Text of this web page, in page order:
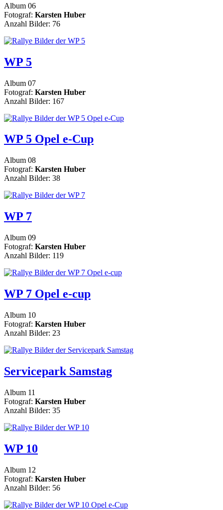
Album 06
Fotograf: Karsten Huber
Anzahl Bilder: 76
WP 5
Album 07
Fotograf: Karsten Huber
Anzahl Bilder: 167
WP 5 Opel e-Cup
Album 08
Fotograf: Karsten Huber
Anzahl Bilder: 38
WP 7
Album 09
Fotograf: Karsten Huber
Anzahl Bilder: 119
WP 7 Opel e-cup
Album 10
Fotograf: Karsten Huber
Anzahl Bilder: 23
Servicepark Samstag
Album 11
Fotograf: Karsten Huber
Anzahl Bilder: 35
WP 10
Album 12
Fotograf: Karsten Huber
Anzahl Bilder: 56